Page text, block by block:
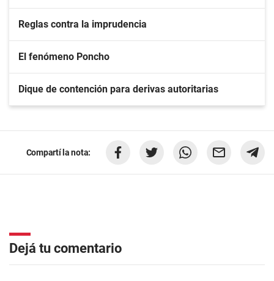
Reglas contra la imprudencia
El fenómeno Poncho
Dique de contención para derivas autoritarias
Compartí la nota:
Dejá tu comentario